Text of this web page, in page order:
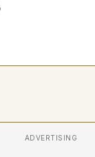
ADVERTISING